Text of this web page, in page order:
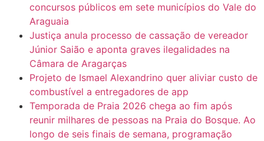
concursos públicos em sete municípios do Vale do
Araguaia
Justiça anula processo de cassação de vereador
Júnior Saião e aponta graves ilegalidades na
Câmara de Aragarças
Projeto de Ismael Alexandrino quer aliviar custo de
combustível a entregadores de app
Temporada de Praia 2026 chega ao fim após
reunir milhares de pessoas na Praia do Bosque. Ao
longo de seis finais de semana, programação